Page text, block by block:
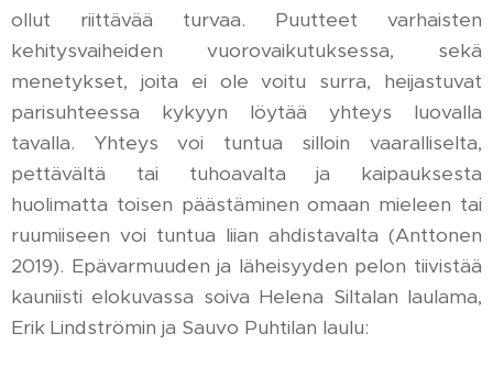
ollut riittävää turvaa. Puutteet varhaisten
kehitysvaiheiden vuorovaikutuksessa, sekä
menetykset, joita ei ole voitu surra, heijastuvat
parisuhteessa kykyyn löytää yhteys luovalla
tavalla. Yhteys voi tuntua silloin vaaralliselta,
pettävältä tai tuhoavalta ja kaipauksesta
huolimatta toisen päästäminen omaan mieleen tai
ruumiiseen voi tuntua liian ahdistavalta (Anttonen
2019). Epävarmuuden ja läheisyyden pelon tiivistää
kauniisti elokuvassa soiva Helena Siltalan laulama,
Erik Lindströmin ja Sauvo Puhtilan laulu: